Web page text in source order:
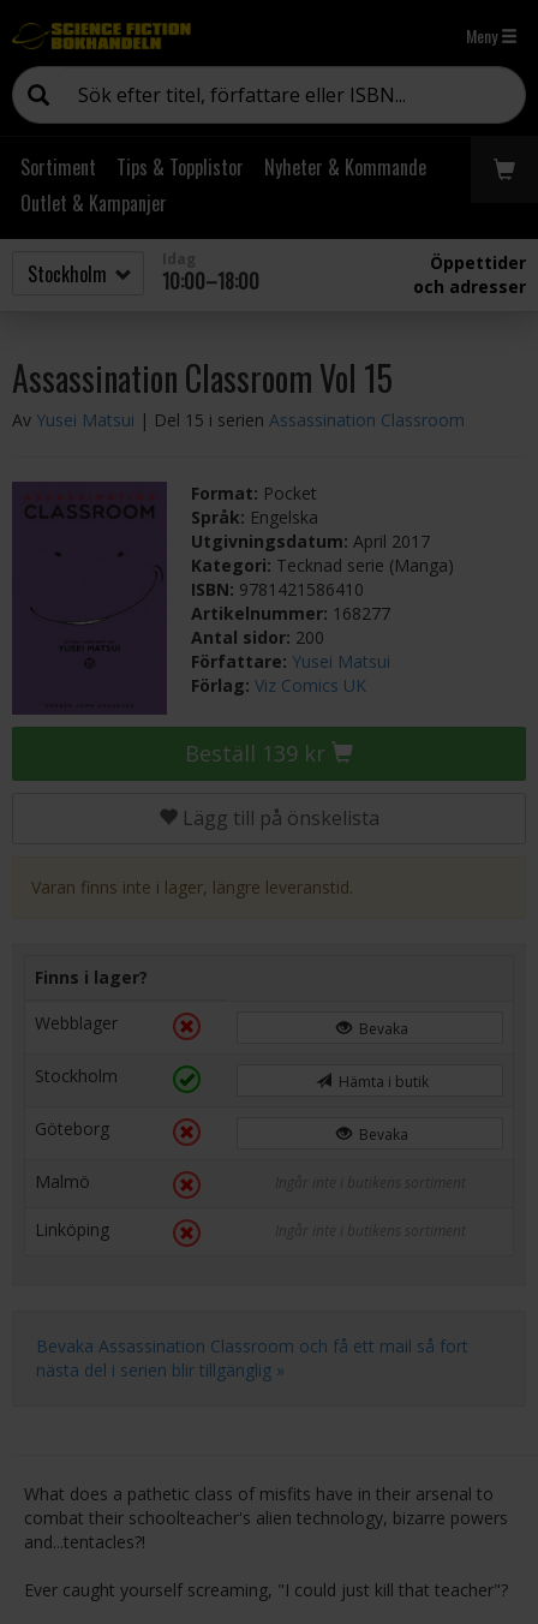
Meny
Sortiment Tips & Topplistor
Nyheter & Kommande
Outlet & Kampanjer
10:00–18:00
Öppettider
och adresser
Assassination Classroom Vol 15
Av Yusei Matsui | Del 15 i serien Assassination Classroom
Format: Pocket
Språk: Engelska
Utgivningsdatum:April 2017
Kategori: Tecknad serie (Manga)
ISBN: 9781421586410
Artikelnummer: 168277
Antal sidor: 200
Författare: Yusei Matsui
Förlag:Viz Comics UK
Beställ 139 kr
Lägg till på önskelista
Varan finns inte i lager, längre leveranstid.
Finns i lager?
Webblager
Bevaka
Stockholm Hämta i butik
Göteborg Bevaka
Malmö Ingår inte i butikens sortiment
Linköping Ingår inte i butikens sortiment
Bevaka Assassination Classroom och få ett mail så fort
nästa del i serien blir tillgänglig »
What does a pathetic class of misfits have in their arsenal to
combat their schoolteacher's alien technology, bizarre powers
and...tentacles?!
Ever caught yourself screaming, "I could just kill that teacher"?